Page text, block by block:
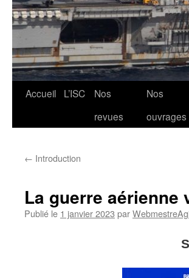
Aller
Accueil L’ISC
Nos
revues
Nos
ouvrages
← Introduction
La guerre aérienne
Publié le 1 janvier 2023 par